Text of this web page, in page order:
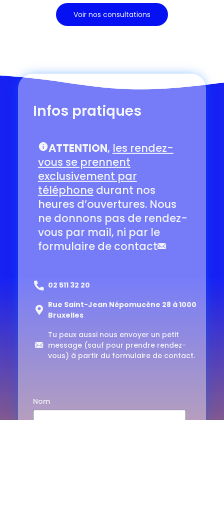
Voir nos consultations
Infos pratiques
ATTENTION, les rendez-
vous se prennent
exclusivement par
téléphonedurant nos
heures d’ouvertures. Nous
ne donnons pas de rendez-
vous par mail, ni par le
formulaire de contact
02 511 32 20
Rue Saint-Jean Népomucène 28 à 1000
Bruxelles
Tu peux aussi nous envoyer un petit
message (sauf pour prendre rendez-
vous) à partir du formulaire de contact.
Nom